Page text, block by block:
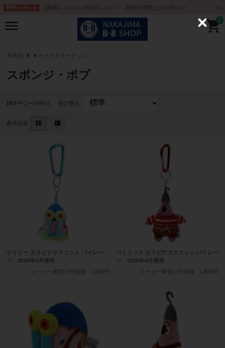
重要なお知らせ 【重要】ナカジマBtoBショップ 画像使用禁止のお知らせ
0
全商品 ★キャラクターグッズ
スポンジ・ボブ
16件中 1〜16件目 並び替え
表示切替
ゲイリー カラビナマスコット パイレー
ツ 2026年4月発売
メーカー希望小売価格
1,800円
パトリック カラビナマスコット パイレー
ツ 2026年4月発売
メーカー希望小売価格
1,800円
C